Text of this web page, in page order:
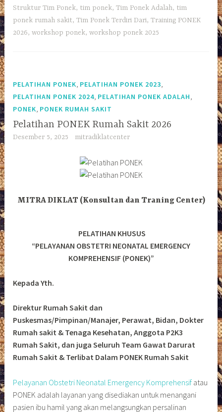
Struktur Tim Ponek, tim ponek,Tim Ponek Adalah, tim
ponek rumah sakit,Tim Ponek Terdiri Dari,Training PONEK
2026,workshop ponek,workshop ponek 2025
PELATIHAN PONEK PELATIHAN PONEK 2023
PELATIHAN PONEK 2024 PELATIHAN PONEK ADALAH
PONEK PONEK RUMAH SAKIT
Pelatihan PONEK Rumah Sakit 2026
Desember 5, 2025 mitradiklatcenter
MITRA DIKLAT (Konsultan dan Traning Center)
PELATIHAN KHUSUS
“PELAYANAN OBSTETRI NEONATAL EMERGENCY
KOMPREHENSIF (PONEK)”
Kepada Yth.
Direktur Rumah Sakit dan
Puskesmas/Pimpinan/Manajer, Perawat, Bidan, Dokter
Rumah sakit & Tenaga Kesehatan, Anggota P2K3
Rumah Sakit, dan juga Seluruh Team Gawat Darurat
Rumah Sakit & Terlibat Dalam PONEK Rumah Sakit
Pelayanan Obstetri Neonatal Emergency Komprehensif atau
PONEK adalah layanan yang disediakan untuk menangani
pasien ibu hamil yang akan melangsungkan persalinan